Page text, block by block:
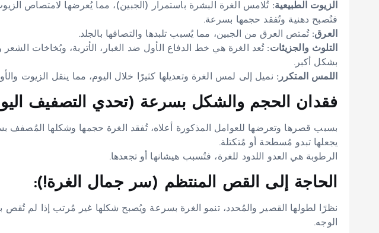
الزيوت الطبيعية: تُلامس الغرة البشرة باستمرار (الجبين)، مما يُعرضها لامتصاص
فتُصبح دهنية وتُفقد حجمها بسرعة.
العرق: تُمتص العرق من الجبين، مما يُسبب تلبدها والتصاقها بالجلد.
التلوث والجزيئات: تُعد الغرة هي خط الدفاع الأول ضد الغبار، الأتربة، وبُخاخات
بشكل أكبر.
اللمس المتكرر: نميل إلى لمس الغرة وتعديلها كثيرًا خلال اليوم، مما ينقل الزيوت
فقدان الحجم والشكل بسرعة (تحدي التصفيف
بسبب قصرها وتعرضها للعوامل المذكورة أعلاه، تُفقد الغرة حجمها وشكلها المُصفف
يجعلها تبدو مُسطحة أو مُتكتلة.
الرطوبة هي العدو اللدود للغرة، فتُسبب هيشانها أو تجعدها.
الحاجة إلى القص المنتظم (سر جمال الغرة!):
نظرًا لطولها القصير والمُحدد، تنمو الغرة بسرعة ويُصبح شكلها غير مُرتب إذا لم تُقص
الوجه.